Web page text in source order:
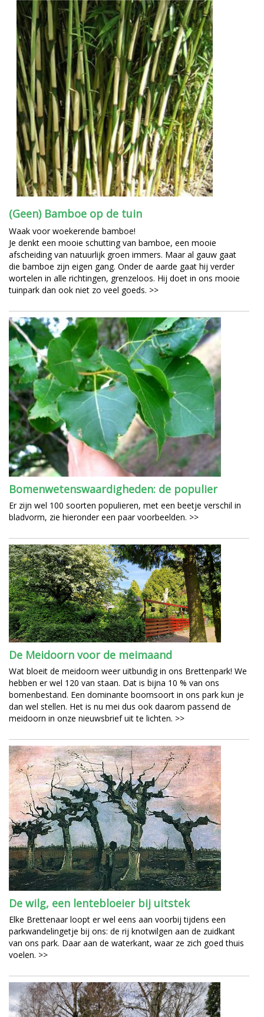
(Geen) Bamboe op de tuin
Waak voor woekerende bamboe!
Je denkt een mooie schutting van bamboe, een mooie
afscheiding van natuurlijk groen immers. Maar al gauw gaat
die bamboe zijn eigen gang. Onder de aarde gaat hij verder
wortelen in alle richtingen, grenzeloos. Hij doet in ons mooie
tuinpark dan ook niet zo veel goeds. >>
Bomenwetenswaardigheden: de populier
Er zijn wel 100 soorten populieren, met een beetje verschil in
bladvorm, zie hieronder een paar voorbeelden. >>
De Meidoorn voor de meimaand
Wat bloeit de meidoorn weer uitbundig in ons Brettenpark! We
hebben er wel 120 van staan. Dat is bijna 10 % van ons
bomenbestand. Een dominante boomsoort in ons park kun je
dan wel stellen. Het is nu mei dus ook daarom passend de
meidoorn in onze nieuwsbrief uit te lichten. >>
De wilg, een lentebloeier bij uitstek
Elke Brettenaar loopt er wel eens aan voorbij tijdens een
parkwandelingetje bij ons: de rij knotwilgen aan de zuidkant
van ons park. Daar aan de waterkant, waar ze zich goed thuis
voelen. >>